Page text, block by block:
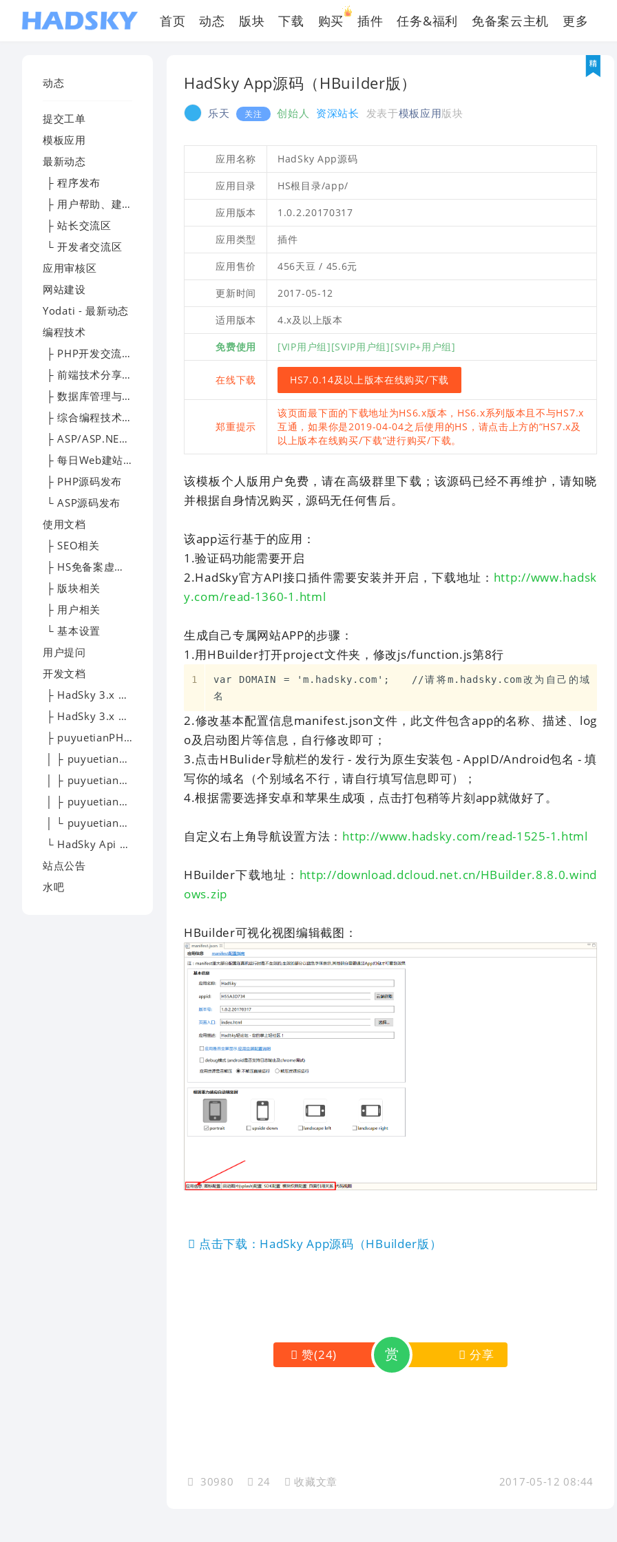
首页 动态 版块 下载 购买 插件 任务&福利 免备案云主机 更多
动态
提交工单
模板应用
最新动态
├ 程序发布
├ 用户帮助、建议及反馈
├ 站长交流区
└ 开发者交流区
应用审核区
网站建设
Yodati - 最新动态
编程技术
├ PHP开发交流区
├ 前端技术分享园地
├ 数据库管理与优化专区
├ 综合编程技术交流区
├ ASP/ASP.NET技术讨论区
├ 每日Web建站技术精选
├ PHP源码发布
└ ASP源码发布
使用文档
├ SEO相关
├ HS免备案虚拟主机帮助文档
├ 版块相关
├ 用户相关
└ 基本设置
用户提问
开发文档
├ HadSky 3.x 模板开发
├ HadSky 3.x 应用开发
├ puyuetianPHP - 开发文档
│ ├ puyuetianPHP - 下载
│ ├ puyuetianPHP - 文档
│ ├ puyuetianPHP - 提问
│ └ puyuetianPHP - 交流
└ HadSky Api 开发文档
站点公告
水吧
HadSky App源码（HBuilder版）
乐天 关注 创始人 资深站长 发表于模板应用版块
应用名称 HadSky App源码
应用目录 HS根目录/app/
应用版本 1.0.2.20170317
应用类型 插件
应用售价 456天豆 / 45.6元
更新时间 2017-05-12
适用版本 4.x及以上版本
免费使用 [VIP用户组][SVIP用户组][SVIP+用户组]
在线下载 HS7.0.14及以上版本在线购买/下载
郑重提示
该页面最下面的下载地址为HS6.x版本，HS6.x系列版本且不与HS7.x
互通，如果你是2019-04-04之后使用的HS，请点击上方的“HS7.x及
以上版本在线购买/下载”进行购买/下载。
该模板个人版用户免费，请在高级群里下载；该源码已经不再维护，请知晓
并根据自身情况购买，源码无任何售后。
该app运行基于的应用：
1.验证码功能需要开启
2.HadSky官方API接口插件需要安装并开启，下载地址： http://www.hadsk
y.com/read-1360-1.html
生成自己专属网站APP的步骤：
1.用HBuilder打开project文件夹，修改js/function.js第8行
var DOMAIN = 'm.hadsky.com';   //请将m.hadsky.com改为自己的域
名
2.修改基本配置信息manifest.json文件，此文件包含app的名称、描述、log
o及启动图片等信息，自行修改即可；
3.点击HBulider导航栏的发行 - 发行为原生安装包 - AppID/Android包名 - 填
写你的域名（个别域名不行，请自行填写信息即可）；
4.根据需要选择安卓和苹果生成项，点击打包稍等片刻app就做好了。
自定义右上角导航设置方法： http://www.hadsky.com/read-1525-1.html
HBuilder下载地址： http://download.dcloud.net.cn/HBuilder.8.8.0.wind
ows.zip
HBuilder可视化视图编辑截图：
点击下载：HadSky App源码（HBuilder版）
赞(24) 赏 分享
30980 24 收藏文章 2017-05-12 08:44